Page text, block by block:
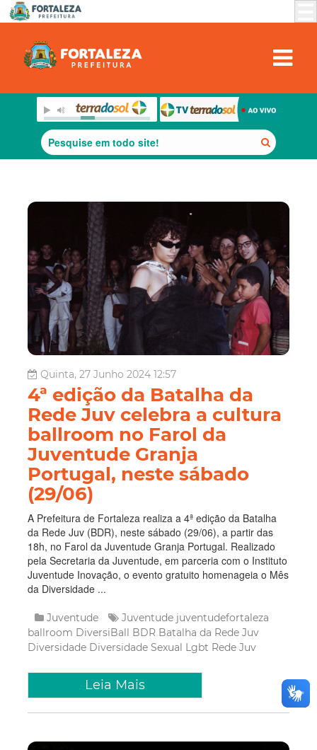
Quinta, 27 Junho 2024 12:57
4ª edição da Batalha da
Rede Juv celebra a cultura
ballroom no Farol da
Juventude Granja
Portugal, neste sábado
(29/06)
A Prefeitura de Fortaleza realiza a 4ª edição da Batalha
da Rede Juv (BDR), neste sábado (29/06), a partir das
18h, no Farol da Juventude Granja Portugal. Realizado
pela Secretaria da Juventude, em parceria com o Instituto
Juventude Inovação, o evento gratuito homenageia o Mês
da Diversidade ...
Juventude Juventude juventudefortaleza
ballroom DiversiBall BDR Batalha da Rede Juv
Diversidade Diversidade Sexual Lgbt Rede Juv
Leia Mais